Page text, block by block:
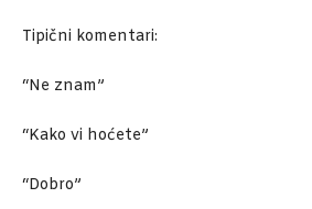
Tipični komentari:
“Ne znam”
“Kako vi hoćete”
“Dobro”